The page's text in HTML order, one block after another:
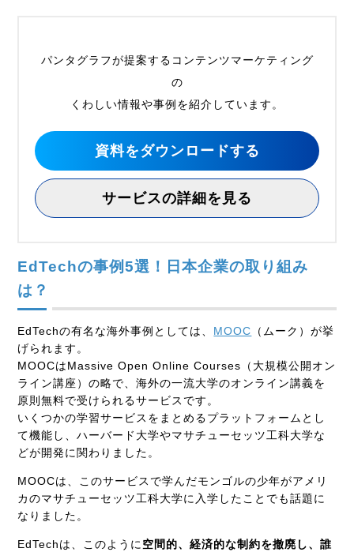
パンタグラフが提案するコンテンツマーケティング
の
くわしい情報や事例を紹介しています。
資料をダウンロードする
サービスの詳細を見る
EdTechの事例5選！日本企業の取り組み
は？
EdTechの有名な海外事例としては、 MOOC （ムーク）が挙
げられます。
MOOCはMassive Open Online Courses （大規模公開オン
ライン講座）の略で、海外の一流大学のオンライン講義を
原則無料で受けられるサービスです。
いくつかの学習サービスをまとめるプラットフォームとし
て機能し、ハーバード大学やマサチューセッツ工科大学な
どが開発に関わりました。
MOOCは、このサービスで学んだモンゴルの少年がアメリ
カのマサチューセッツ工科大学に入学したことでも話題に
なりました。
EdTechは、このように 空間的、経済的な制約を撤廃し、誰